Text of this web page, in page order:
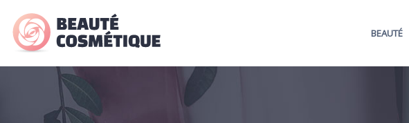
BEAUTÉ